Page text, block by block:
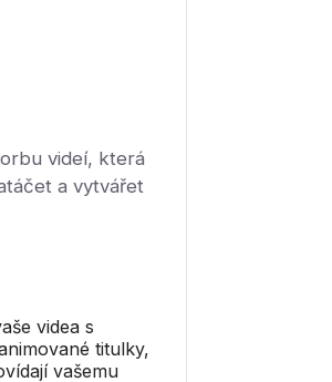
videí, která
a vytvářet
videa s
titulky,
vašemu